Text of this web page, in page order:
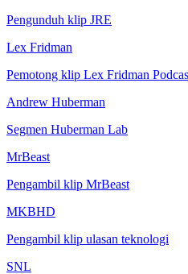
Pengunduh klip JRE
Lex Fridman
Pemotong klip Lex Fridman
Andrew Huberman
Segmen Huberman Lab
MrBeast
Pengambil klip MrBeast
MKBHD
Pengambil klip ulasan teknologi
SNL